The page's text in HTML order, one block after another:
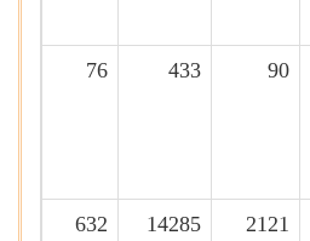
90
433
76
2121
14285
632